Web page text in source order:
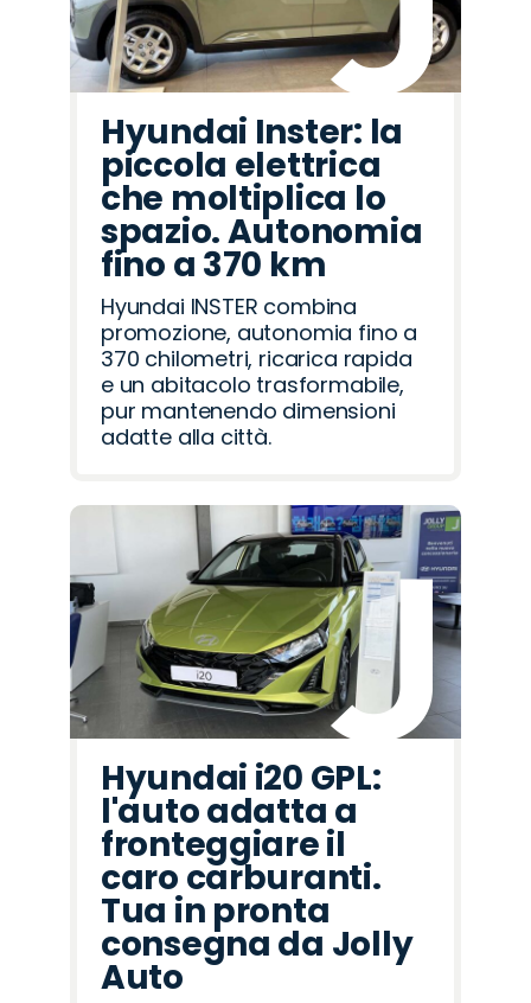
Hyundai Inster: la
piccola elettrica
che moltiplica lo
spazio. Autonomia
fino a 370 km
Hyundai INSTER combina
promozione, autonomia fino a
370 chilometri, ricarica rapida
e un abitacolo trasformabile,
pur mantenendo dimensioni
adatte alla città.
Hyundai i20 GPL:
l'auto adatta a
fronteggiare il
caro carburanti.
Tua in pronta
consegna da Jolly
Auto